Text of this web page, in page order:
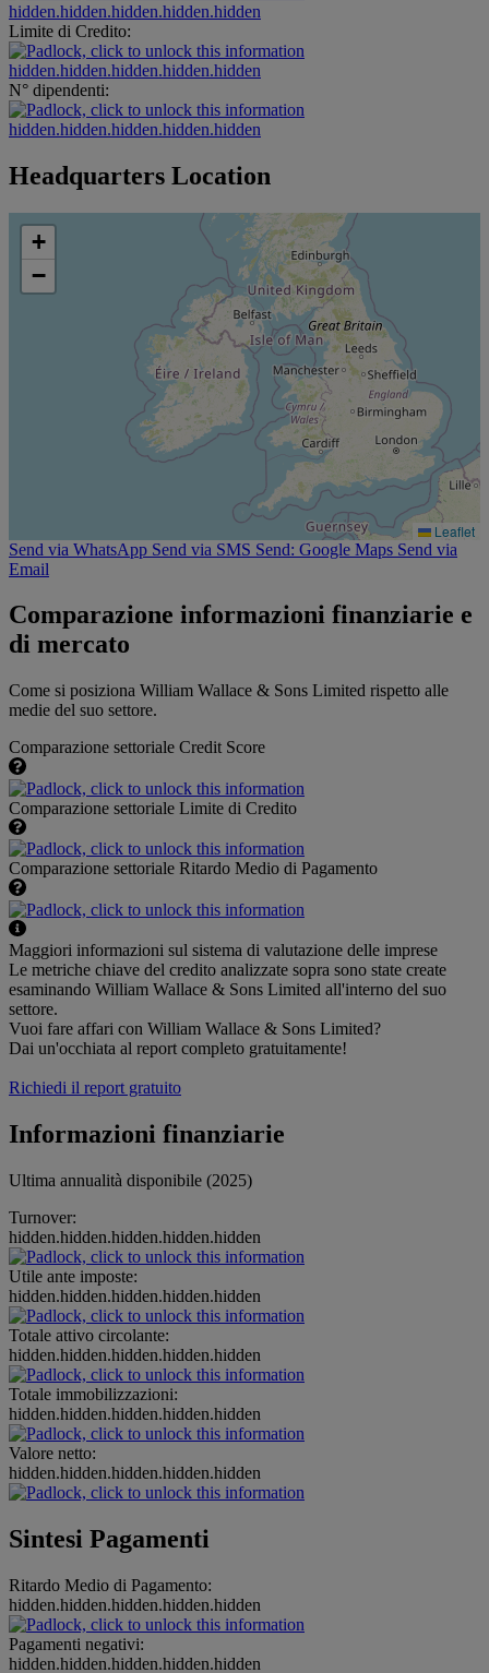
hidden.hidden.hidden.hidden.hidden
Limite di Credito:
hidden.hidden.hidden.hidden.hidden
N° dipendenti:
hidden.hidden.hidden.hidden.hidden
Headquarters Location
+
−
Leaflet
Send via WhatsApp Send via SMS Send: Google Maps Send via
Email
Comparazione informazioni finanziarie e
di mercato
Come si posiziona William Wallace & Sons Limited rispetto alle
medie del suo settore.
Comparazione settoriale Credit Score
Comparazione settoriale Limite di Credito
Comparazione settoriale Ritardo Medio di Pagamento
Maggiori informazioni sul sistema di valutazione delle imprese
Le metriche chiave del credito analizzate sopra sono state create
esaminando William Wallace & Sons Limited all'interno del suo
settore.
Vuoi fare affari con William Wallace & Sons Limited?
Dai un'occhiata al report completo gratuitamente!
Richiedi il report gratuito
Informazioni finanziarie
Ultima annualità disponibile (2025)
Turnover:
hidden.hidden.hidden.hidden.hidden
Utile ante imposte:
hidden.hidden.hidden.hidden.hidden
Totale attivo circolante:
hidden.hidden.hidden.hidden.hidden
Totale immobilizzazioni:
hidden.hidden.hidden.hidden.hidden
Valore netto:
hidden.hidden.hidden.hidden.hidden
Sintesi Pagamenti
Ritardo Medio di Pagamento:
hidden.hidden.hidden.hidden.hidden
Pagamenti negativi:
hidden.hidden.hidden.hidden.hidden